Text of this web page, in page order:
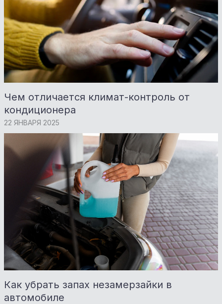
Чем отличается климат-контроль от
кондиционера
22 ЯНВАРЯ 2025
Как убрать запах незамерзайки в
автомобиле